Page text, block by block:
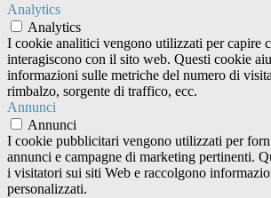
Analytics
Analytics
I cookie analitici vengono utilizzati per capire
interagiscono con il sito web. Questi cookie
informazioni sulle metriche del numero di
rimbalzo, sorgente di traffico, ecc.
Annunci
Annunci
I cookie pubblicitari vengono utilizzati per
annunci e campagne di marketing pertinenti.
i visitatori sui siti Web e raccolgono
personalizzati.